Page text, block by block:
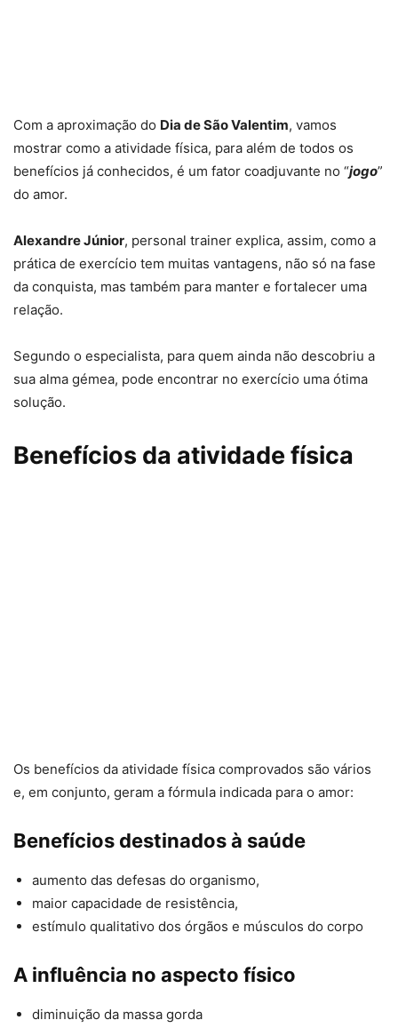
Com a aproximação do Dia de São Valentim, vamos
mostrar como a atividade física, para além de todos os
benefícios já conhecidos, é um fator coadjuvante no “jogo”
do amor.
Alexandre Júnior, personal trainer explica, assim, como a
prática de exercício tem muitas vantagens, não só na fase
da conquista, mas também para manter e fortalecer uma
relação.
Segundo o especialista, para quem ainda não descobriu a
sua alma gémea, pode encontrar no exercício uma ótima
solução.
Benefícios da atividade física
Os benefícios da atividade física comprovados são vários
e, em conjunto, geram a fórmula indicada para o amor:
Benefícios destinados à saúde
aumento das defesas do organismo,
maior capacidade de resistência,
estímulo qualitativo dos órgãos e músculos do corpo
A influência no aspecto físico
diminuição da massa gorda